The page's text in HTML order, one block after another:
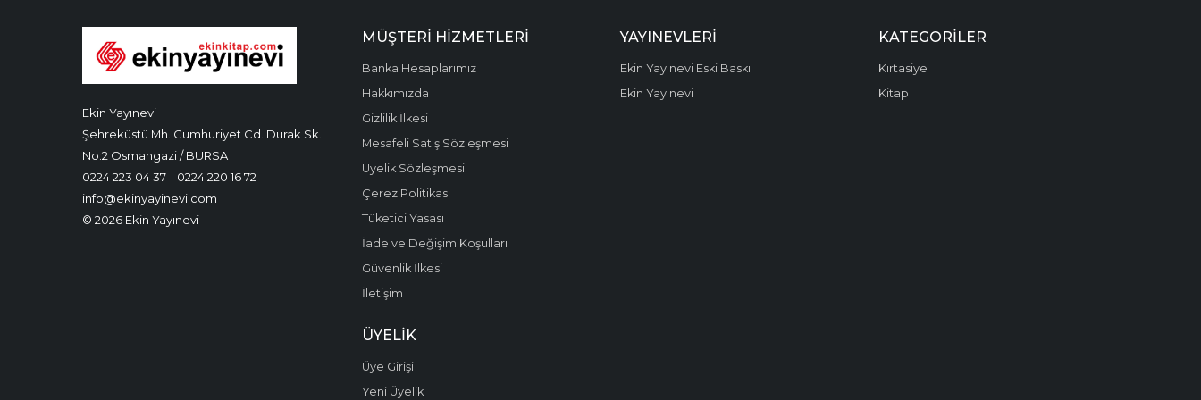
Ekin Yayınevi
Şehreküstü Mh. Cumhuriyet Cd. Durak Sk.
No:2 Osmangazi / BURSA
0224 223 04 37
0224 220 16 72
info@ekinyayinevi.com
© 2026 Ekin Yayınevi
MÜŞTERI HIZMETLERI
Banka Hesaplarımız
Hakkımızda
Gizlilik İlkesi
Mesafeli Satış Sözleşmesi
Üyelik Sözleşmesi
Çerez Politikası
Tüketici Yasası
İade ve Değişim Koşulları
Güvenlik İlkesi
İletişim
YAYINEVLERI
Ekin Yayınevi Eski Baskı
Ekin Yayınevi
KATEGORILER
Kırtasiye
Kitap
ÜYELIK
Üye Girişi
Yeni Üyelik